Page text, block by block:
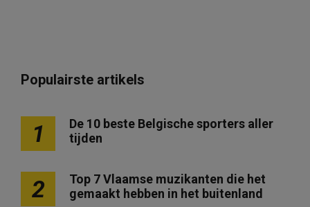
Populairste artikels
1
De 10 beste Belgische sporters aller
tijden
2
Top 7 Vlaamse muzikanten die het
gemaakt hebben in het buitenland